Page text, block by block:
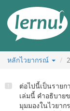
สารบัญ
หลักไวยากรณ์ 2
ต่อไปนี้เป็นราย
เล่มนี้ คำอธิบาย
มุมมองในไวยา